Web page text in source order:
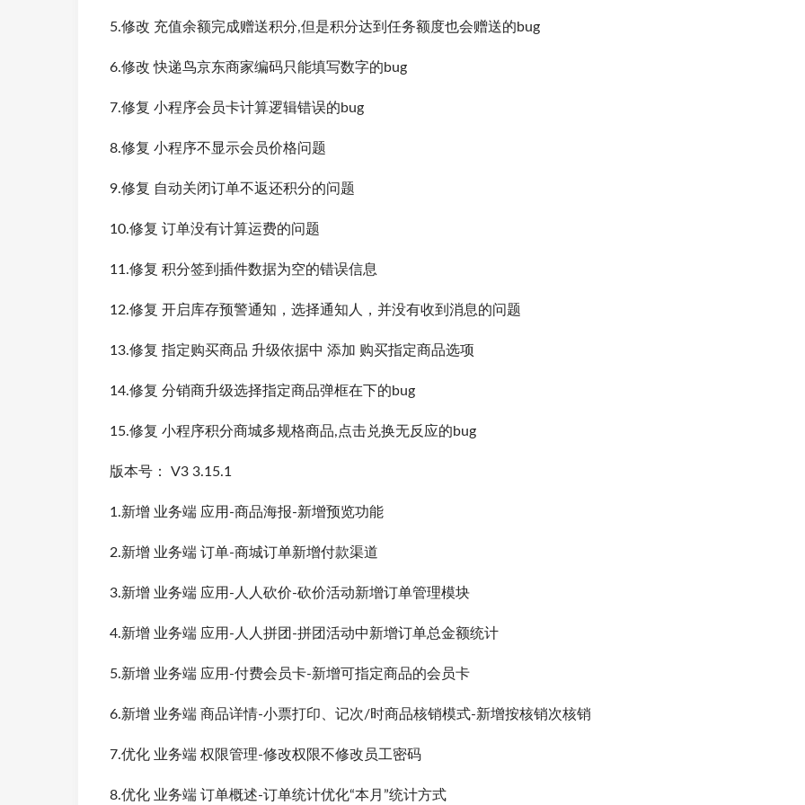
5.修改 充值余额完成赠送积分,但是积分达到任务额度也会赠送的bug
6.修改 快递鸟京东商家编码只能填写数字的bug
7.修复 小程序会员卡计算逻辑错误的bug
8.修复 小程序不显示会员价格问题
9.修复 自动关闭订单不返还积分的问题
10.修复 订单没有计算运费的问题
11.修复 积分签到插件数据为空的错误信息
12.修复 开启库存预警通知，选择通知人，并没有收到消息的问题
13.修复 指定购买商品 升级依据中 添加 购买指定商品选项
14.修复 分销商升级选择指定商品弹框在下的bug
15.修复 小程序积分商城多规格商品,点击兑换无反应的bug
版本号： V3 3.15.1
1.新增 业务端 应用-商品海报-新增预览功能
2.新增 业务端 订单-商城订单新增付款渠道
3.新增 业务端 应用-人人砍价-砍价活动新增订单管理模块
4.新增 业务端 应用-人人拼团-拼团活动中新增订单总金额统计
5.新增 业务端 应用-付费会员卡-新增可指定商品的会员卡
6.新增 业务端 商品详情-小票打印、记次/时商品核销模式-新增按核销次核销
7.优化 业务端 权限管理-修改权限不修改员工密码
8.优化 业务端 订单概述-订单统计优化“本月”统计方式